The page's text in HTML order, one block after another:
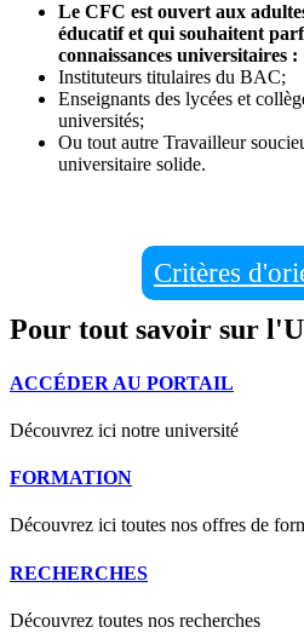
Le CFC est ouvert aux
éducatif et qui souhaitent
connaissances universitaires :
Instituteurs titulaires du BAC;
Enseignants des lycées et
universités;
Ou tout autre Travailleur
universitaire solide.
Critères
Pour tout savoir sur
ACCÉDER AU PORTAIL
Découvrez ici notre université
FORMATION
Découvrez ici toutes nos offres de
RECHERCHES
Découvrez toutes nos recherches